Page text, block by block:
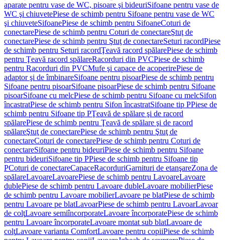
aparate pentru vase de WC, pisoare şi bideuriSifoane pentru vase de
WC şi chiuvetePiese de schimb pentru Sifoane pentru vase de WC
şi chiuveteSifoanePiese de schimb pentru SifoaneCoturi de
conectarePiese de schimb pentru Coturi de conectareŞtuţ de
conectarePiese de schimb pentru Ştuţ de conectareSeturi racordPiese
de schimb pentru Seturi racordŢeavă racord spălarePiese de schimb
pentru Ţeavă racord spălareRacorduri din PVCPiese de schimb
pentru Racorduri din PVCMufe şi capace de acoperirePiese de
adaptor şi de îmbinareSifoane pentru pisoarPiese de schimb pentru
Sifoane pentru pisoarSifoane pisoarPiese de schimb pentru Sifoane
pisoarSifoane cu melcPiese de schimb pentru Sifoane cu melcSifon
încastratPiese de schimb pentru Sifon încastratSifoane tip PPiese de
schimb pentru Sifoane tip PŢeavă de spălare şi de racord
spălarePiese de schimb pentru Ţeavă de spălare şi de racord
spălareŞtuţ de conectarePiese de schimb pentru Ştuţ de
conectareCoturi de conectarePiese de schimb pentru Coturi de
conectareSifoane pentru bideuriPiese de schimb pentru Sifoane
pentru bideuriSifoane tip PPiese de schimb pentru Sifoane tip
PCoturi de conectareCapaceRacorduriGarnituri de etanşareZona de
spălareLavoareLavoarePiese de schimb pentru LavoareLavoare
dublePiese de schimb pentru Lavoare dubleLavoare mobilierPiese
de schimb pentru Lavoare mobilierLavoare pe blatPiese de schimb
pentru Lavoare pe blatLavoarPiese de schimb pentru LavoarLavoar
de colţLavoare semiîncorporateLavoare încorporatePiese de schimb
pentru Lavoare încorporateLavoare montat sub blatLavoare de
colţLavoare varianta ComfortLavoare pentru copiiPiese de schimb